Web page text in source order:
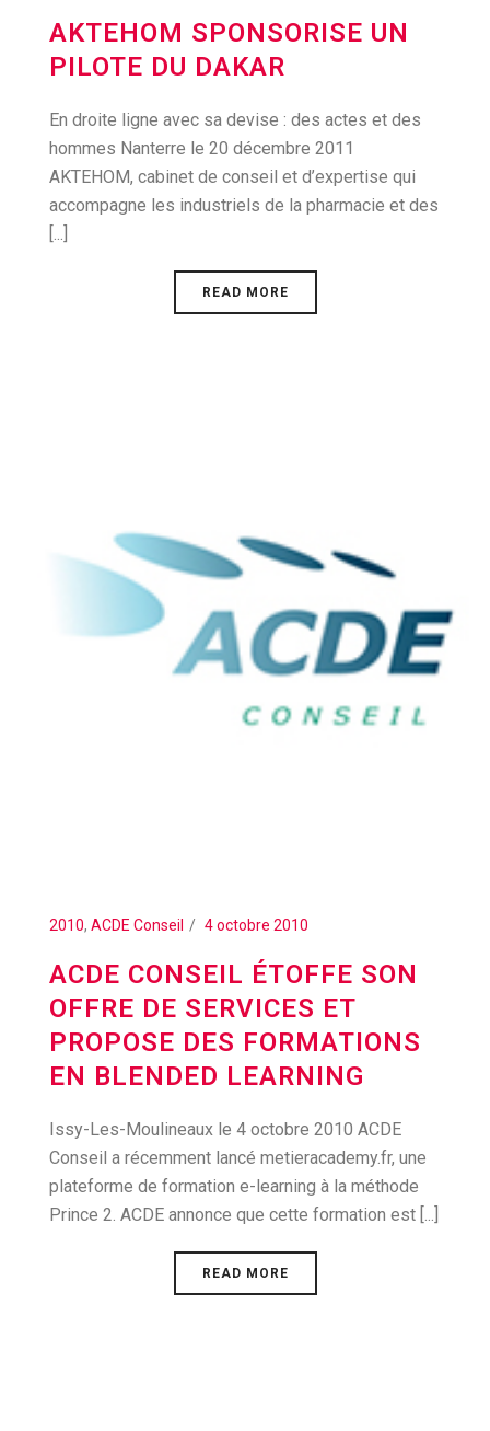
AKTEHOM SPONSORISE UN
PILOTE DU DAKAR
En droite ligne avec sa devise : des actes et des
hommes Nanterre le 20 décembre 2011
AKTEHOM, cabinet de conseil et d’expertise qui
accompagne les industriels de la pharmacie et des
[...]
READ MORE
2010, ACDE Conseil 4 octobre 2010
ACDE CONSEIL ÉTOFFE SON
OFFRE DE SERVICES ET
PROPOSE DES FORMATIONS
EN BLENDED LEARNING
Issy-Les-Moulineaux le 4 octobre 2010 ACDE
Conseil a récemment lancé metieracademy.fr, une
plateforme de formation e-learning à la méthode
Prince 2. ACDE annonce que cette formation est [...]
READ MORE